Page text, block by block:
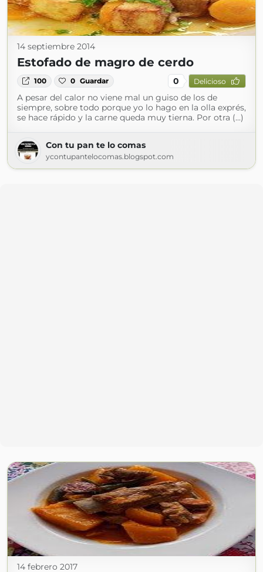
14 septiembre 2014
Estofado de magro de cerdo
100 0 Guardar 0 Delicioso
A pesar del calor no viene mal un guiso de los de
siempre, sobre todo porque yo lo hago en la olla exprés,
se hace rápido y la carne queda muy tierna. Por otra (...)
Con tu pan te lo comas
ycontupantelocomas.blogspot.com
14 febrero 2017